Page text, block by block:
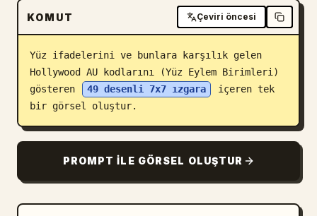
Fiyatlandırma
İndir
Blog
Güncellemeler
KOMUT Çeviri öncesi
Yüz ifadelerini ve bunlara karşılık gelen
Hollywood AU kodlarını (Yüz Eylem Birimleri)
gösteren
49 desenli 7x7 ızgara
içeren tek
bir görsel oluştur.
PROMPT ILE GÖRSEL OLUŞTUR